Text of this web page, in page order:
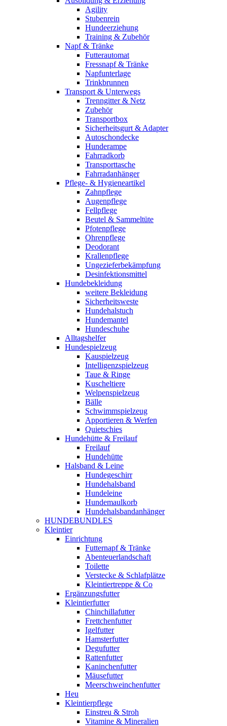
Agility
Stubenrein
Hundeerziehung
Training & Zubehör
Napf & Tränke
Futterautomat
Fressnapf & Tränke
Napfunterlage
Trinkbrunnen
Transport & Unterwegs
Trenngitter & Netz
Zubehör
Transportbox
Sicherheitsgurt & Adapter
Autoschondecke
Hunderampe
Fahrradkorb
Transporttasche
Fahrradanhänger
Pflege- & Hygieneartikel
Zahnpflege
Augenpflege
Fellpflege
Beutel & Sammeltüte
Pfotenpflege
Ohrenpflege
Deodorant
Krallenpflege
Ungezieferbekämpfung
Desinfektionsmittel
Hundebekleidung
weitere Bekleidung
Sicherheitsweste
Hundehalstuch
Hundemantel
Hundeschuhe
Alltagshelfer
Hundespielzeug
Kauspielzeug
Intelligenzspielzeug
Taue & Ringe
Kuscheltiere
Welpenspielzeug
Bälle
Schwimmspielzeug
Apportieren & Werfen
Quietschies
Hundehütte & Freilauf
Freilauf
Hundehütte
Halsband & Leine
Hundegeschirr
Hundehalsband
Hundeleine
Hundemaulkorb
Hundehalsbandanhänger
HUNDEBUNDLES
Kleintier
Einrichtung
Futternapf & Tränke
Abenteuerlandschaft
Toilette
Verstecke & Schlafplätze
Kleintiertreppe & Co
Ergänzungsfutter
Kleintierfutter
Chinchillafutter
Frettchenfutter
Igelfutter
Hamsterfutter
Degufutter
Rattenfutter
Kaninchenfutter
Mäusefutter
Meerschweinchenfutter
Heu
Kleintierpflege
Einstreu & Stroh
Vitamine & Mineralien